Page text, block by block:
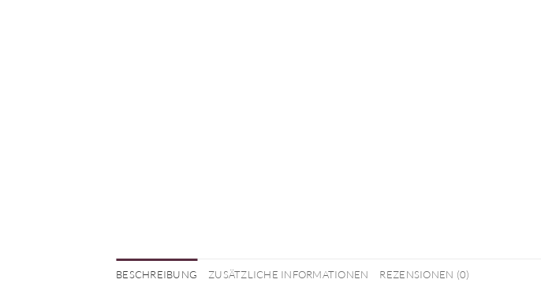
BESCHREIBUNG ZUSÄTZLICHE INFORMATIONEN REZENSIONEN (0)